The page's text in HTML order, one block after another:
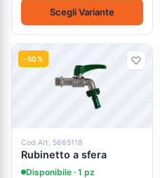
Scegli Variante
-50%
Cod.Art. 5665118
Rubinetto a sfera
Disponibile · 1 pz